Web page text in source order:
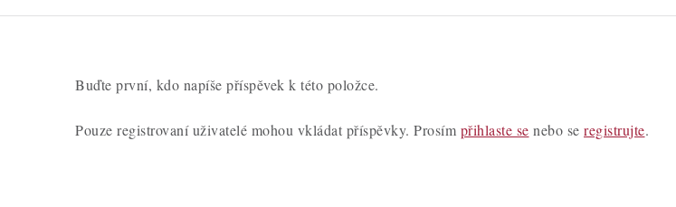
Buďte první, kdo napíše příspěvek k této položce.
Pouze registrovaní uživatelé mohou vkládat příspěvky. Prosím přihlaste se nebo se registrujte.